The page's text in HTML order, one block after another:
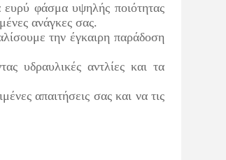
φάσμα υψηλής ποιότητας
ανάγκες σας.
την έγκαιρη παράδοση
υδραυλικές αντλίες και τα
απαιτήσεις σας και να τις